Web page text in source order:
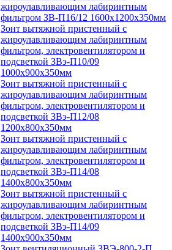
жироулавливающим лабиринтным
фильтром ЗВ-П16/12 1600х1200х350мм
Зонт вытяжной пристенный с
жироулавливающим лабиринтным
фильтром, электровентилятором и
подсветкой ЗВэ-П10/09
1000х900х350мм
Зонт вытяжной пристенный с
жироулавливающим лабиринтным
фильтром, электровентилятором и
подсветкой ЗВэ-П12/08
1200х800х350мм
Зонт вытяжной пристенный с
жироулавливающим лабиринтным
фильтром, электровентилятором и
подсветкой ЗВэ-П14/08
1400х800х350мм
Зонт вытяжной пристенный с
жироулавливающим лабиринтным
фильтром, электровентилятором и
подсветкой ЗВэ-П14/09
1400х900х350мм